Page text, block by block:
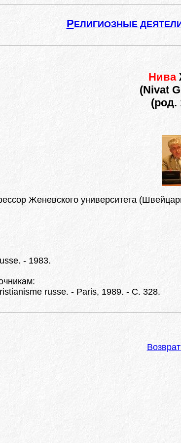
РЕЛИГИОЗНЫЕ
Нива
(Nivat
(род.
Женевского университета
- 1983.
russe. - Paris, 1989. - C. 328.